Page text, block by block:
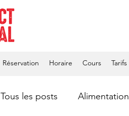
Réservation Horaire Cours Tarifs
Tous les posts Alimentation